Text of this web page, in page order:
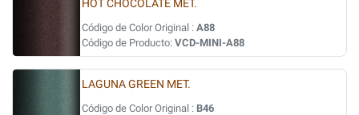
HOT CHOCOLATE MET.
Código de Color Original : A88
Código de Producto: VCD-MINI-A88
LAGUNA GREEN MET.
Código de Color Original : B46